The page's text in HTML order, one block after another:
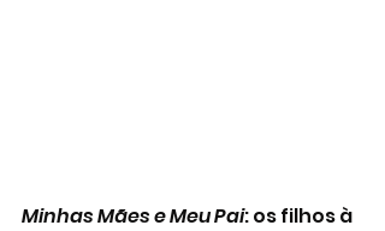
Minhas Mães e Meu Pai: os filhos à